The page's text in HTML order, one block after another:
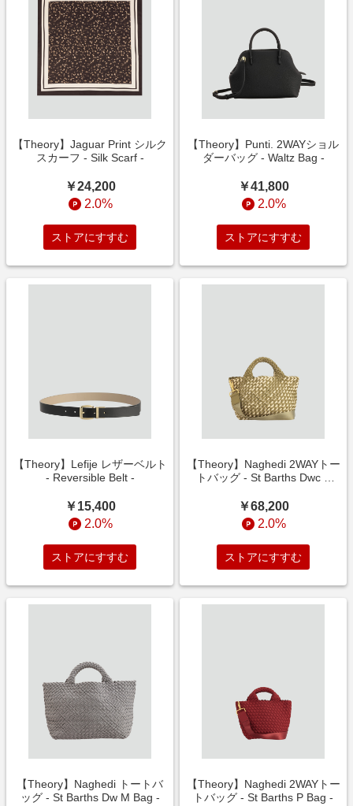
【Theory】Jaguar Print シルク
スカーフ - Silk Scarf -
￥24,200
2.0%
ストアにすすむ
【Theory】Punti. 2WAYショル
ダーバッグ - Waltz Bag -
￥41,800
2.0%
ストアにすすむ
【Theory】Lefije レザーベルト
- Reversible Belt -
￥15,400
2.0%
ストアにすすむ
【Theory】Naghedi 2WAYトー
トバッグ - St Barths Dwc S
￥68,200
2.0%
ストアにすすむ
【Theory】Naghedi トートバ
ッグ - St Barths Dw M Bag -
【Theory】Naghedi 2WAYトー
トバッグ - St Barths P Bag -